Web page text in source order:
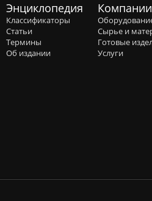
Энциклопедия
Классификаторы
Статьи
Термины
Об издании
Компании
Сырье и
Готовые
Услуги